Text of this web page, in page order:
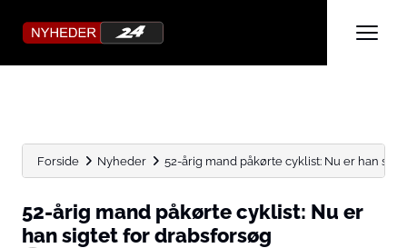
Forside Nyheder 52-årig mand påkørte cyklist: Nu er han
52-årig mand påkørte cyklist: Nu er
han sigtet for drabsforsøg